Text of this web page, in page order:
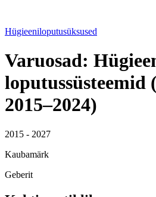
Hügieeniloputusüksused
Varuosad:
loputussüsteemid
2015–2024)
2015 - 2027
Kaubamärk
Geberit